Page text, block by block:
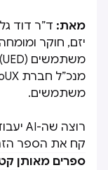
מאת: ד”ר דוד
משתמשים (UED).
משתמשים.
רוצה שה-AI יעבוד בשבילך — לא נגדך?
קח את הספר הזה
ספרים מאותן